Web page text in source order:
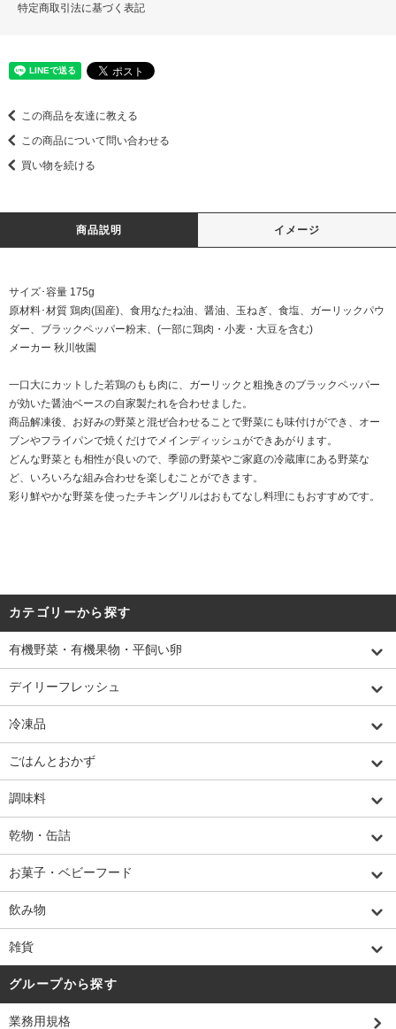
特定商取引法に基づく表記
この商品を友達に教える
この商品について問い合わせる
買い物を続ける
商品説明 イメージ
サイズ･容量 175g
原材料･材質 鶏肉(国産)、食用なたね油、醤油、玉ねぎ、食塩、ガーリックパウ
ダー、ブラックペッパー粉末、(一部に鶏肉・小麦・大豆を含む)
メーカー 秋川牧園
一口大にカットした若鶏のもも肉に、ガーリックと粗挽きのブラックペッパー
が効いた醤油ベースの自家製たれを合わせました。
商品解凍後、お好みの野菜と混ぜ合わせることで野菜にも味付けができ、オー
ブンやフライパンで焼くだけでメインディッシュができあがります。
どんな野菜とも相性が良いので、季節の野菜やご家庭の冷蔵庫にある野菜な
ど、いろいろな組み合わせを楽しむことができます。
彩り鮮やかな野菜を使ったチキングリルはおもてなし料理にもおすすめです。
カテゴリーから探す
有機野菜・有機果物・平飼い卵
デイリーフレッシュ
冷凍品
ごはんとおかず
調味料
乾物・缶詰
お菓子・ベビーフード
飲み物
雑貨
グループから探す
業務用規格